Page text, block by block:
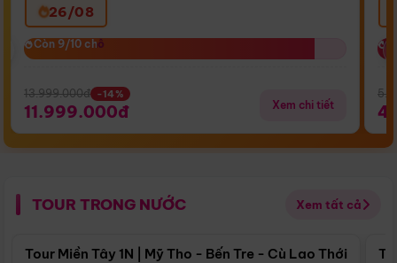
26/08
Còn 9/10 chỗ
Còn 9/10 chỗ
13.999.000đ -14%
11.999.000đ Xem chi tiết
TOUR TRONG NƯỚC Xem tất cả
Điểm nổi bật
Tour Miền Tây 1N | Mỹ Tho - Bến Tre - Cù Lao Thới